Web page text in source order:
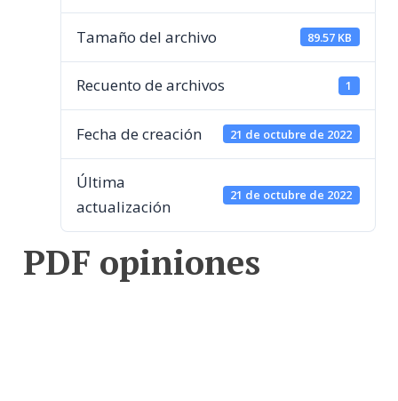
Tamaño del archivo 89.57 KB
Recuento de archivos 1
Fecha de creación 21 de octubre de 2022
Última
actualización
21 de octubre de 2022
PDF opiniones